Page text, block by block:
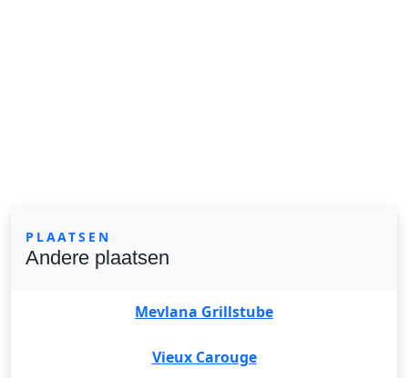
PLAATSEN
Andere plaatsen
Mevlana Grillstube
Vieux Carouge